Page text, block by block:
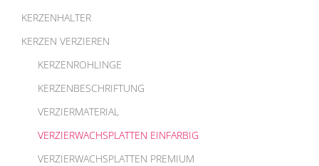
KERZENHALTER
KERZEN VERZIEREN
KERZENROHLINGE
KERZENBESCHRIFTUNG
VERZIERMATERIAL
VERZIERWACHSPLATTEN EINFARBIG
VERZIERWACHSPLATTEN PREMIUM